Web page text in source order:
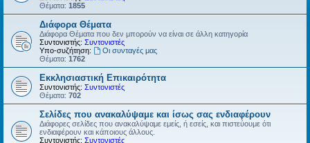
Θέματα: 1855
Διάφορα Θέματα
Διάφορα Θέματα που δεν μπορούν να είναι σε άλλη κατηγορία
Συντονιστής: Συντονιστές
Υπο-συζήτηση:
Οι συνταγές μας
Θέματα: 1762
Εκκλησιαστική Επικαιρότητα
Συντονιστής: Συντονιστές
Θέματα: 702
Σελίδες που ανακαλύψαμε και ίσως σας ενδιαφέρουν
Διάφορες σελίδες που ανακαλύψαμε εμείς, ή εσείς, και πιστεύουμε ότι
ενδιαφέρουν και κάποιους άλλους.
Συντονιστής: Συντονιστές